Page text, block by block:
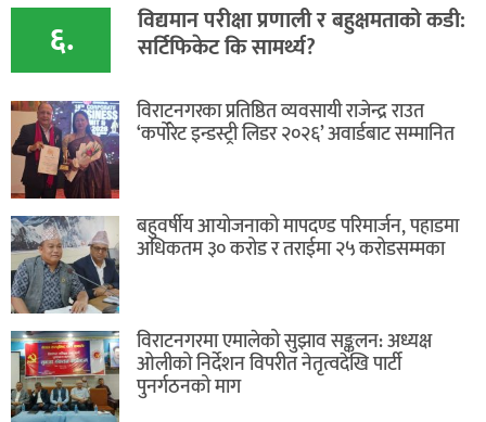
६. विद्यमान परीक्षा प्रणाली र बहुक्षमताको कडी:
सर्टिफिकेट कि सामर्थ्य?
विराटनगरका प्रतिष्ठित व्यवसायी राजेन्द्र राउत
‘कर्पोरेट इन्डस्ट्री लिडर २०२६’ अवार्डबाट सम्मानित
बहुवर्षीय आयोजनाको मापदण्ड परिमार्जन, पहाडमा
अधिकतम ३० करोड र तराईमा २५ करोडसम्मका
विराटनगरमा एमालेको सुझाव सङ्कलन: अध्यक्ष
ओलीको निर्देशन विपरीत नेतृत्वदेखि पार्टी
पुनर्गठनको माग